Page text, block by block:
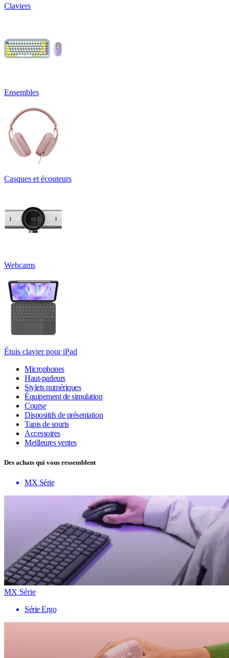
Claviers
Ensembles
Casques et écouteurs
Webcams
Étuis clavier pour iPad
Microphones
Haut-parleurs
Stylets numériques
Équipement de simulation
Course
Dispositifs de présentation
Tapis de souris
Accessoires
Meilleures ventes
Des achats qui vous ressemblent
MX Série
MX Série
Série Ergo